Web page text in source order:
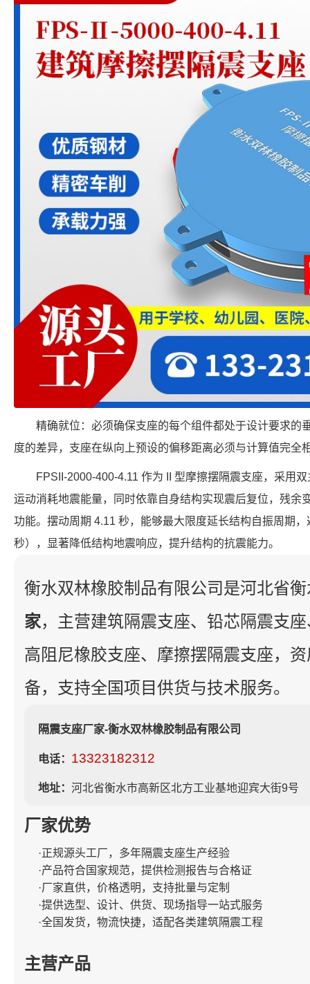
精确就位：必须确保支座的每个组件都处于设计要求的
度的差异，支座在纵向上预设的偏移距离必须与计算值完全
FPSII-2000-400-4.11 作为 II 型摩擦摆隔震支座，采用
运动消耗地震能量，同时依靠自身结构实现震后复位，残余
功能。摆动周期 4.11 秒，能够最大限度延长结构自振周期
秒），显著降低结构地震响应，提升结构的抗震能力。
衡水双林橡胶制品有限公司是河北省
家，主营建筑隔震支座、铅芯隔震支
高阻尼橡胶支座、摩擦摆隔震支座，
备，支持全国项目供货与技术服务。
隔震支座厂家-衡水双林橡胶制品有限公司
电话： 13323182312
地址： 河北省衡水市高新区北方工业基地迎宾大街9号
厂家优势
·正规源头工厂，多年隔震支座生产经验
·产品符合国家规范，提供检测报告与合格证
·厂家直供，价格透明，支持批量与定制
·提供选型、设计、供货、现场指导一站式服务
·全国发货，物流快捷，适配各类建筑隔震工程
主营产品